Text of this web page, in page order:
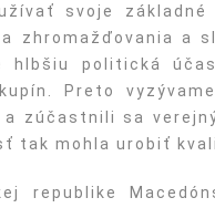
svoje
zhromažďovania a
hlbšiu politická
Preto
zúčastnili sa
tak mohla urobiť
republike